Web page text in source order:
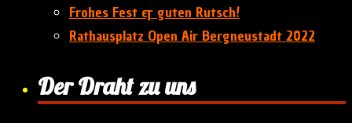
Frohes Fest & guten Rutsch!
Rathausplatz Open Air Bergneustadt 2022
Der Draht zu uns